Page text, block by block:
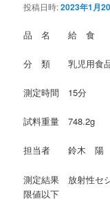
投稿日時:2023年1月
品 名 給 食
分 類 乳児用食
測定時間 15分
試料重量 748.2g
担当者 鈴木 陽
測定結果 放射性セ
限値以下